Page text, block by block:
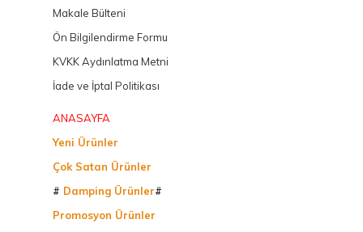
Makale Bülteni
Ön Bilgilendirme Formu
KVKK Aydınlatma Metni
İade ve İptal Politikası
ANASAYFA
Yeni Ürünler
Çok Satan Ürünler
# Damping Ürünler#
Promosyon Ürünler